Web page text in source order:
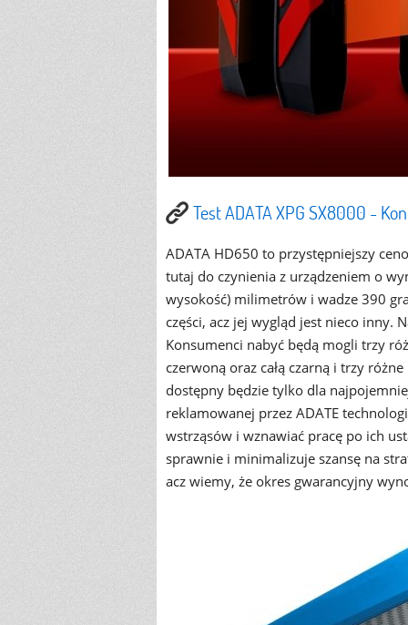
Test ADATA XPG SX8000 -
ADATA HD650 to przystępniejszy
tutaj do czynienia z urządzeniem o
wysokość) milimetrów i wadze 390
części, acz jej wygląd jest nieco inny.
Konsumenci nabyć będą mogli trzy
czerwoną oraz całą czarną i trzy
dostępny będzie tylko dla
reklamowanej przez ADATE
wstrząsów i wznawiać pracę po ich
sprawnie i minimalizuje szansę na
acz wiemy, że okres gwarancyjny